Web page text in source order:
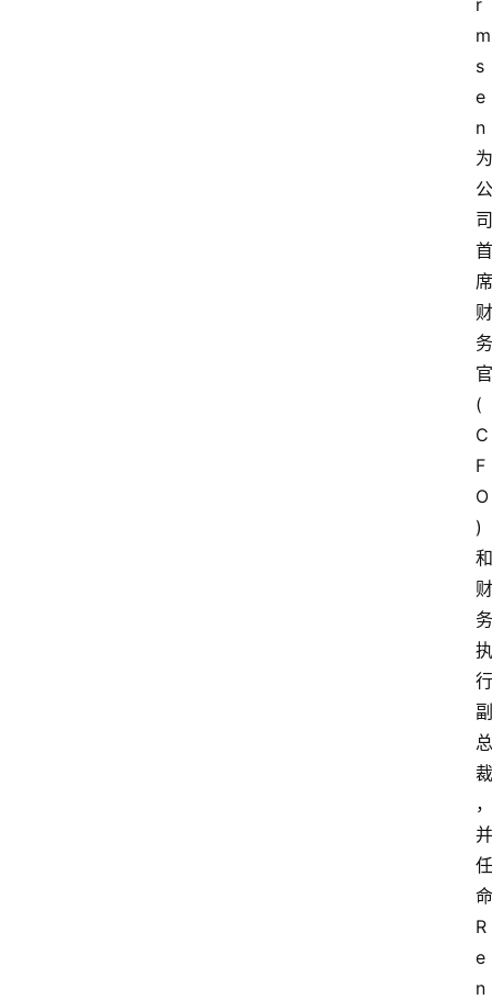
r
m
s
e
n
为
公
司
首
席
财
务
官
(
C
F
O
)
和
财
务
执
行
副
总
裁
，
并
任
命
R
e
n